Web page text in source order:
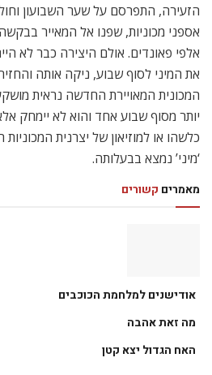
הזעירה, התפרסם על שער השבועון
אספני מכוניות, שפנו אל המאייר
אלפי פאונדים. אולם היצירה כבר לא
את המיני לסוף שבוע, ניקה אותה
המכונית המאויירת החדשה נראית
יותר מסוף שבוע אחד והוא לא יימחק
כלשהו או למוזיאון של יצרנית
‘מיני’ נמצא בבעלותה.
מאמרים קשורים
אודישנים למלחמת הכוכבים
מה זאת אהבה
האח הגדול יצא קטן